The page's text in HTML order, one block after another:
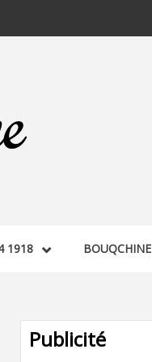
1918 BOUQCHINE
Publicité